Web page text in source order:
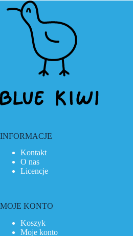
INFORMACJE
Kontakt
O nas
Licencje
MOJE KONTO
Koszyk
Moje konto